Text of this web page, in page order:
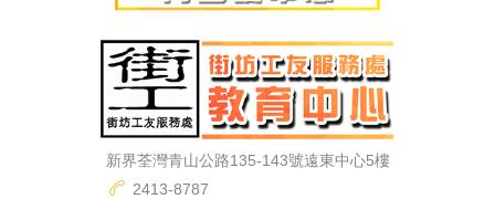
新界荃灣青山公路135-143號遠東中心5樓
2413-8787